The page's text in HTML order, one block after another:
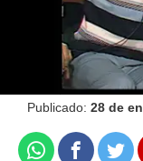
atresplayer
Madrid
Publicado: 28 de